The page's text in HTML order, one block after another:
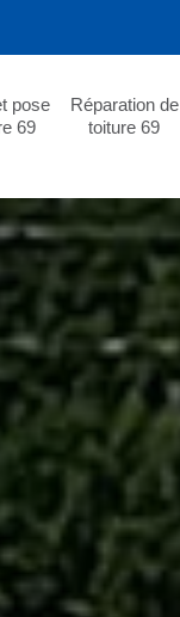
pose
69
Réparation de
toiture 69